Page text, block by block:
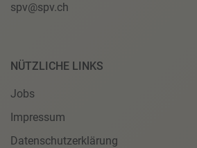
spv@spv.ch
NÜTZLICHE LINKS
Jobs
Impressum
Datenschutzerklärung